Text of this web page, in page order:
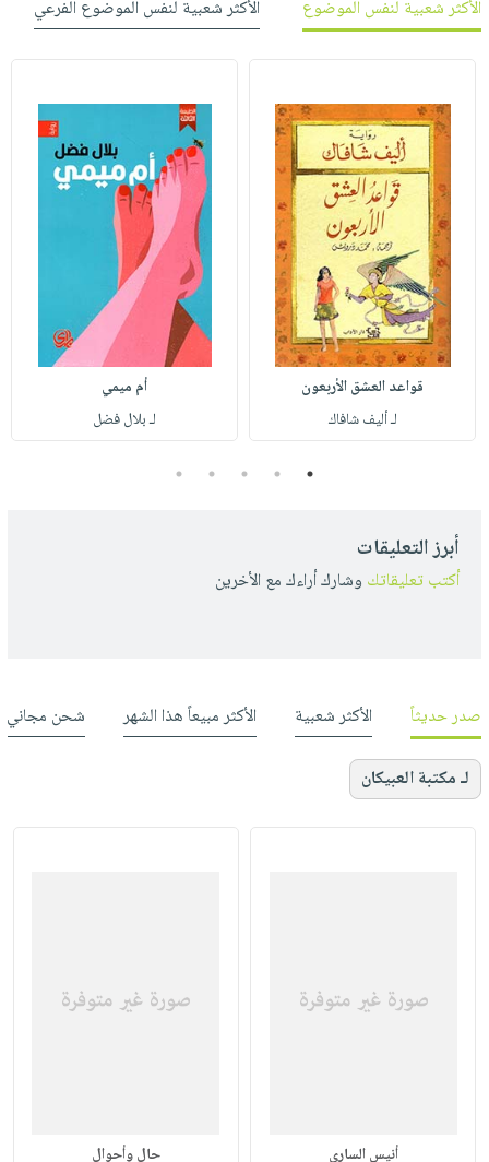
الأكثر شعبية لنفس الموضوع الأكثر شعبية لنفس الموضوع الفرعي
قواعد العشق الأربعون
لـ أليف شافاك
أم ميمي
لـ بلال فضل
1
2
3
4
5
أبرز التعليقات
أكتب تعليقاتك وشارك أراءك مع الأخرين
صدر حديثاً الأكثر شعبية الأكثر مبيعاً هذا الشهر شحن مجاني
لـ مكتبة العبيكان
أنيس الساري حال وأحوال